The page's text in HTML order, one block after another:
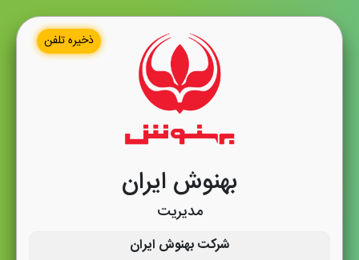
ذخیره تلفن
بهنوش ایران
مدیریت
شرکت بهنوش ایران